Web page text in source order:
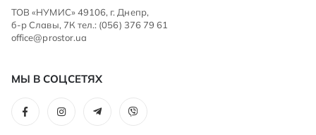
ТОВ «НУМИС» 49106, г. Днепр,
б-р Славы, 7К тел.: (056) 376 79 61
office@prostor.ua
МЫ В СОЦСЕТЯХ